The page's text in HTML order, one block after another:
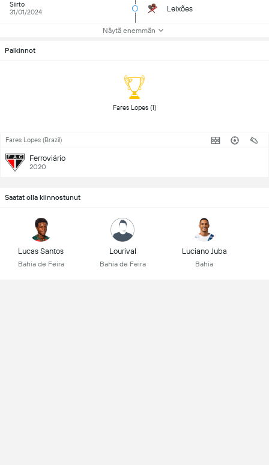
Siirto
31/01/2024
Leixões
Näytä enemmän
Palkinnot
Fares Lopes (Brazil)
Ferroviário
2020
Saatat olla kiinnostunut
Lucas Santos
Bahia de Feira
Lourival
Bahia de Feira
Luciano Juba
Bahia